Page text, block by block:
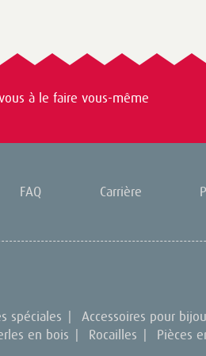
à le faire vous-même
FAQ Carrière
spéciales Accessoires pour
en bois Rocailles Pièces